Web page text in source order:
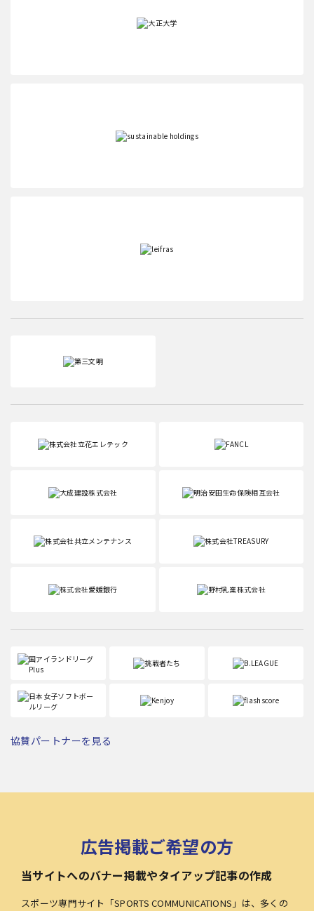
協賛パートナーを見る
広告掲載ご希望の方
当サイトへのバナー掲載やタイアップ記事の作成
スポーツ専門サイト「SPORTS COMMUNICATIONS」は、多くの